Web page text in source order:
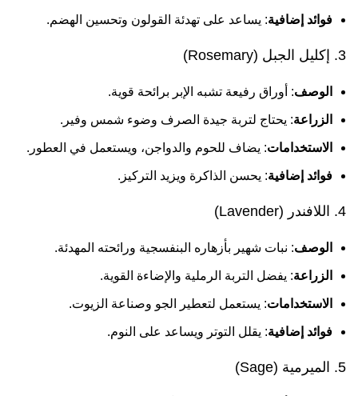
فوائد إضافية: يساعد على تهدئة القولون وتحسين الهضم.
3. إكليل الجبل (Rosemary)
الوصف: أوراق رفيعة تشبه الإبر برائحة قوية.
الزراعة: يحتاج لتربة جيدة الصرف وضوء شمس وفير.
الاستخدامات: يضاف للحوم والدواجن، ويستعمل في العطور.
فوائد إضافية: يحسن الذاكرة ويزيد التركيز.
4. اللافندر (Lavender)
الوصف: نبات شهير بأزهاره البنفسجية ورائحته المهدئة.
الزراعة: يفضل التربة الرملية والإضاءة القوية.
الاستخدامات: يستعمل لتعطير الجو وصناعة الزيوت.
فوائد إضافية: يقلل التوتر ويساعد على النوم.
5. الميرمية (Sage)